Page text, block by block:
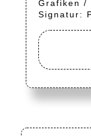
Grafiken /
Signatur: